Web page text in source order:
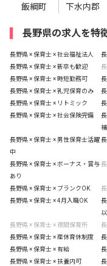
飯綱町
下水内郡
長野県の求人を特
長野県 × 保育士 × 社会福祉法人
長野県 × 保育士 × 新卒も歓迎
長野県 × 保育士 × 時短勤務可
長野県 × 保育士 × 乳児保育のみ
長野県 × 保育士 × リトミック
長野県 × 保育士 × 社会保険完備
長野県 × 保育士 × 男性保育士活躍
中
長野県 × 保育士 × ボーナス・賞与
あり
長野県 × 保育士 × ブランクOK
長野県 × 保育士 × 4月入職OK
長野県 × 保育士 × 夜間保育所
長野県 × 保育士 × 産休育休制度
長野県 × 保育士 × 有給
長野県 × 保育士 × 扶養内可